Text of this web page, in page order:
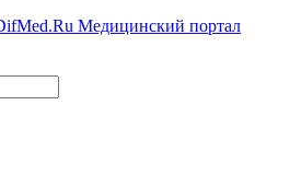
Медицинский портал